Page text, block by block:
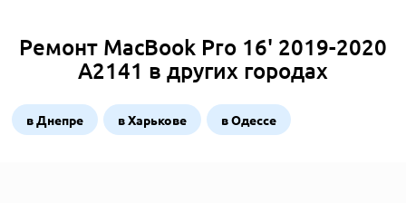
Ремонт MacBook Pro 16' 2019-2020
A2141 в других городах
в Днепре в Харькове в Одессе